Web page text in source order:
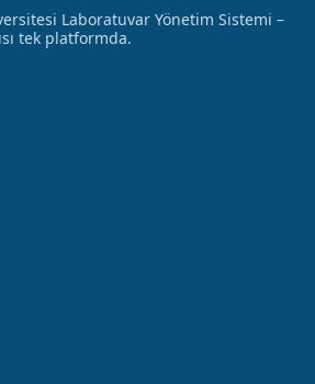
Laboratuvar Yönetim Sistemi –
tek platformda.